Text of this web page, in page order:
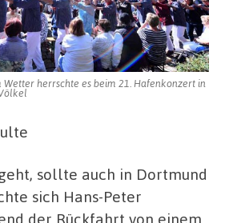
Kulisse
Wetter herrschte es beim 21. Hafenkonzert in
sollte auch in Dortmund
sich Hans-Peter
der Rückfahrt von einem